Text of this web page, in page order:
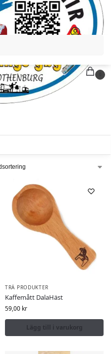
TRÄ PRODUKTER
Kaffemått DalaHäst
59,00 kr
Lägg till i varukorg